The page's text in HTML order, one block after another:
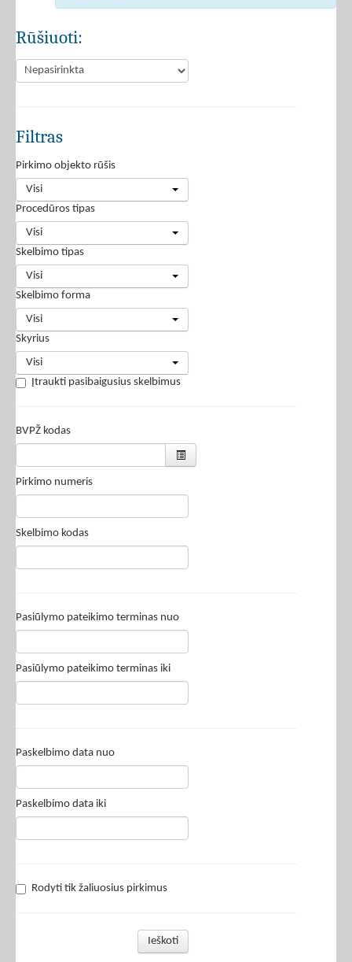
Rūšiuoti:
Filtras
Pirkimo objekto rūšis
Visi
Procedūros tipas
Visi
Skelbimo tipas
Visi
Skelbimo forma
Visi
Skyrius
Visi
Įtraukti pasibaigusius skelbimus
BVPŽ kodas
Pirkimo numeris
Skelbimo kodas
Pasiūlymo pateikimo terminas nuo
Pasiūlymo pateikimo terminas iki
Paskelbimo data nuo
Paskelbimo data iki
Rodyti tik žaliuosius pirkimus
Ieškoti